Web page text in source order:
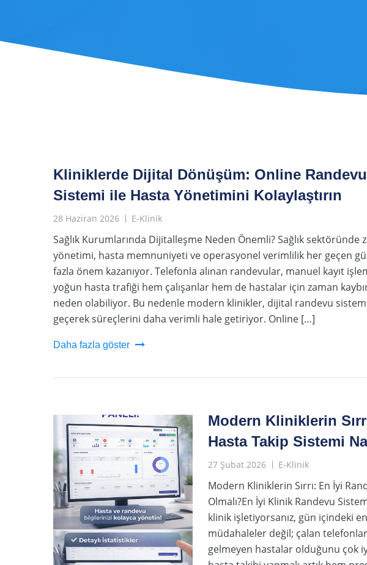
Kliniklerde Dijital Dönüşüm: Online Randevu
Sistemi ile Hasta Yönetimini Kolaylaştırın
28 Haziran 2026 E-Klinik
Sağlık Kurumlarında Dijitalleşme Neden Önemli? Sağlık sektöründe
yönetimi, hasta memnuniyeti ve operasyonel verimlilik her geçen
fazla önem kazanıyor. Telefonla alınan randevular, manuel kayıt
yoğun hasta trafiği hem çalışanlar hem de hastalar için zaman
neden olabiliyor. Bu nedenle modern klinikler, dijital randevu
geçerek süreçlerini daha verimli hale getiriyor. Online […]
Daha fazla göster
Modern Kliniklerin
Hasta Takip Sistemi
27 Şubat 2026 E-Klinik
Modern Kliniklerin Sırrı: En İyi
Olmalı?En İyi Klinik Randevu
klinik işletiyorsanız, gün içindeki
müdahaleler değil; çalan
gelmeyen hastalar olduğunu çok